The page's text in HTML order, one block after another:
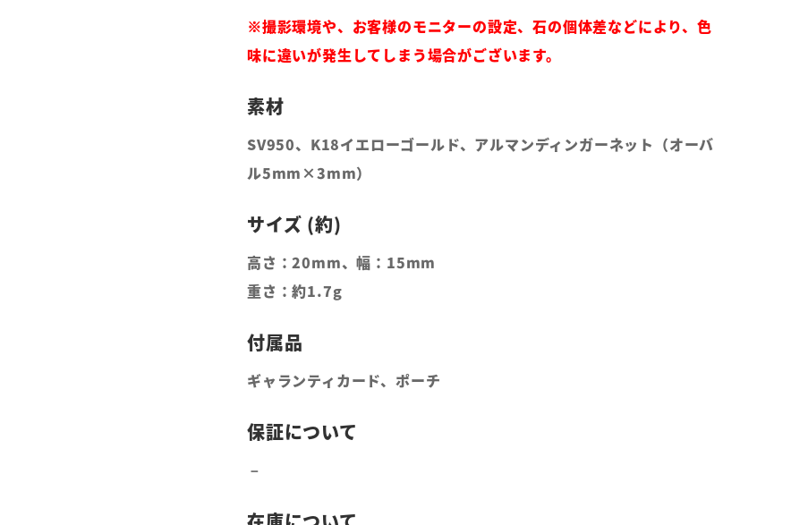
※撮影環境や、お客様のモニターの設定、石の個体差などにより、色
味に違いが発生してしまう場合がございます。
SV950、K18イエローゴールド、アルマンディンガーネット（オーバ
ル5mm×3mm）
高さ：20mm、幅：15mm
重さ：約1.7g
ギャランティカード、ポーチ